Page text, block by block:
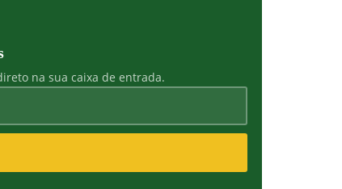
na sua caixa de entrada.